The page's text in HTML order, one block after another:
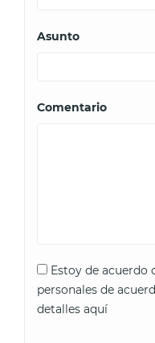
Asunto
Comentario
Estoy de acuerdo
personales de
detalles aquí